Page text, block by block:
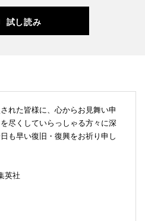
試し読み
れた皆様に、心からお見舞い申
尽くしていらっしゃる方々に深
も早い復旧・復興をお祈り申し
英社